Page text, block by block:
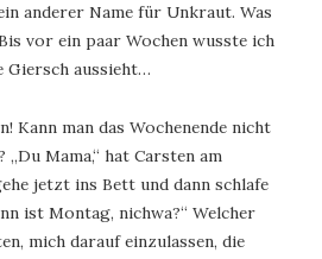
anderer Name für Unkraut. Was
vor ein paar Wochen wusste ich
Giersch aussieht…
Kann man das Wochenende nicht
Mama,“ hat Carsten am
jetzt ins Bett und dann schlafe
ist Montag, nichwa?“ Welcher
mich darauf einzulassen, die